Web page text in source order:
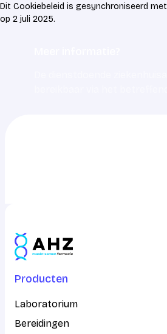
Dit Cookiebeleid is gesynchroniseerd met
op 2 juli 2025.
Producten
Laboratorium
Bereidingen